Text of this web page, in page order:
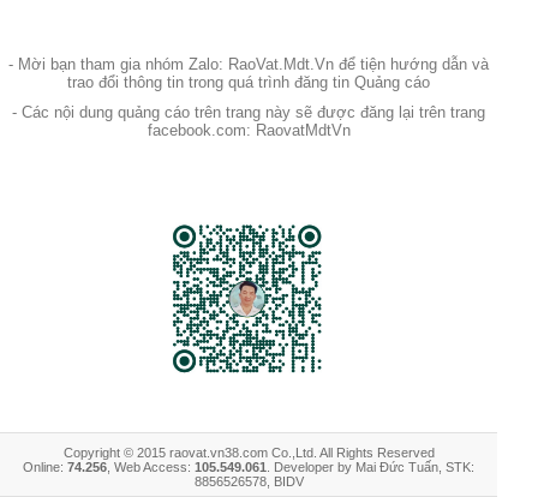
- Mời bạn tham gia nhóm Zalo: RaoVat.Mdt.Vn để tiện hướng dẫn và
trao đổi thông tin trong quá trình đăng tin Quảng cáo
- Các nội dung quảng cáo trên trang này sẽ được đăng lại trên trang
facebook.com: RaovatMdtVn
Copyright © 2015 raovat.vn38.com Co.,Ltd. All Rights Reserved
Online: 74.256 , Web Access: 105.549.061 . Developer by Mai Đức Tuấn, STK:
8856526578, BIDV